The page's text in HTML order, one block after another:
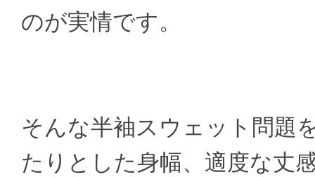
のが実情です。
そんな半袖スウェット問題
たりとした身幅、適度な丈